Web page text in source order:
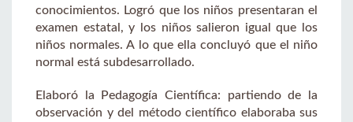
conocimientos. Logró que los niños presentaran el
examen estatal, y los niños salieron igual que los
niños normales. A lo que ella concluyó que el niño
normal está subdesarrollado.
Elaboró la Pedagogía Científica: partiendo de la
observación y del método científico elaboraba sus